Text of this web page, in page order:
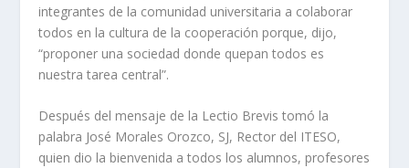
integrantes de la comunidad universitaria a colaborar
todos en la cultura de la cooperación porque, dijo,
“proponer una sociedad donde quepan todos es
nuestra tarea central”.
Después del mensaje de la Lectio Brevis tomó la
palabra José Morales Orozco, SJ, Rector del ITESO,
quien dio la bienvenida a todos los alumnos, profesores